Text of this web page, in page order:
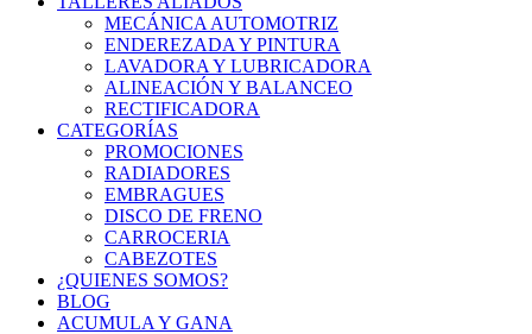
MECÁNICA AUTOMOTRIZ
ENDEREZADA Y PINTURA
LAVADORA Y LUBRICADORA
ALINEACIÓN Y BALANCEO
RECTIFICADORA
CATEGORÍAS
PROMOCIONES
RADIADORES
EMBRAGUES
DISCO DE FRENO
CARROCERIA
CABEZOTES
¿QUIENES SOMOS?
BLOG
ACUMULA Y GANA